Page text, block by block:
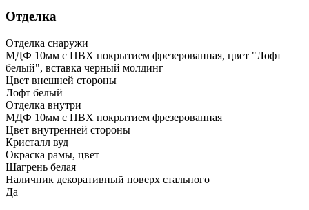
Отделка
Отделка снаружи
МДФ 10мм с ПВХ покрытием фрезерованная, цвет "Лофт
белый", вставка черный молдинг
Цвет внешней стороны
Лофт белый
Отделка внутри
МДФ 10мм с ПВХ покрытием фрезерованная
Цвет внутренней стороны
Кристалл вуд
Окраска рамы, цвет
Шагрень белая
Наличник декоративный поверх стального
Да